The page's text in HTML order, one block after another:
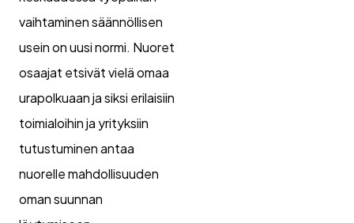
vaihtaminen säännöllisen
usein on uusi normi. Nuoret
osaajat etsivät vielä omaa
urapolkuaan ja siksi erilaisiin
toimialoihin ja yrityksiin
tutustuminen antaa
nuorelle mahdollisuuden
oman suunnan